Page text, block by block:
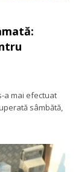
a mai efectuat
sâmbătă,